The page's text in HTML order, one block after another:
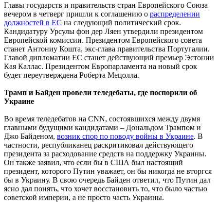
Главы государств и правительств стран Европейского Союза
вечером в четверг пришли к соглашению о распределении
должностей в ЕС на следующий политический срок.
Кандидатуру Урсулы фон дер Ляен утвердили президентом
Европейской комиссии. Президентом Европейского совета
станет Антониу Кошта, экс-глава правительства Португалии.
Главой дипломатии ЕС станет действующий премьер Эстонии
Кая Каллас. Президентом Европарламента на новый срок
будет переутверждена Роберта Мецолла.
Трамп и Байден провели теледебаты, где поспорили об
Украине
Во время теледебатов на CNN, состоявшихся между двумя
главными будущими кандидатами – Дональдом Трампом и
Джо Байденом, возник спор по поводу войны в Украине. В
частности, республиканец раскритиковал действующего
президента за расходование средств на поддержку Украины.
Он также заявил, что если бы в США был настоящий
президент, которого Путин уважает, он бы никогда не вторгся
бы в Украину. В свою очередь Байден ответил, что Путин дал
ясно дал понять, что хочет восстановить то, что было частью
советской империи, а не просто часть Украины.